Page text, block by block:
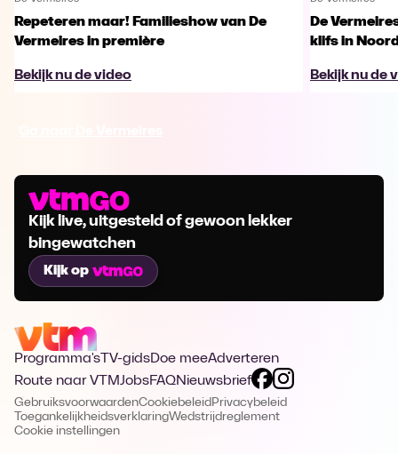
Repeteren maar! Familieshow van De
Vermeires in première
Bekijk nu de video
De
klifs in
Bekijk nu de
Kijk live, uitgesteld of gewoon lekker
bingewatchen
Kijk op
Programma's TV-gidsDoe meeAdverteren
Route naar VTMJobsFAQNieuwsbrief
GebruiksvoorwaardenCookiebeleid Privacybeleid
ToegankelijkheidsverklaringWedstrijdreglement
Cookie instellingen